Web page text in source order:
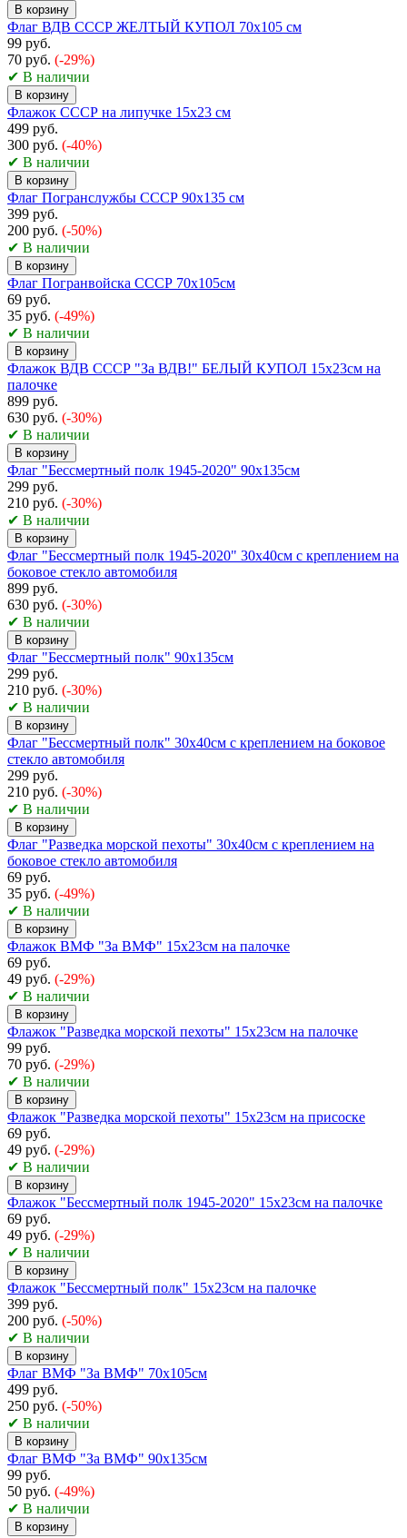
В корзину
Флаг ВДВ СССР ЖЕЛТЫЙ КУПОЛ 70х105 см
99 руб.
70 руб. (-29%)
✔ В наличии
В корзину
Флажок СССР на липучке 15х23 см
499 руб.
300 руб. (-40%)
✔ В наличии
В корзину
Флаг Погранслужбы СССР 90х135 см
399 руб.
200 руб. (-50%)
✔ В наличии
В корзину
Флаг Погранвойска СССР 70х105см
69 руб.
35 руб. (-49%)
✔ В наличии
В корзину
Флажок ВДВ СССР "За ВДВ!" БЕЛЫЙ КУПОЛ 15х23см на
палочке
899 руб.
630 руб. (-30%)
✔ В наличии
В корзину
Флаг "Бессмертный полк 1945-2020" 90х135см
299 руб.
210 руб. (-30%)
✔ В наличии
В корзину
Флаг "Бессмертный полк 1945-2020" 30х40см с креплением на
боковое стекло автомобиля
899 руб.
630 руб. (-30%)
✔ В наличии
В корзину
Флаг "Бессмертный полк" 90х135см
299 руб.
210 руб. (-30%)
✔ В наличии
В корзину
Флаг "Бессмертный полк" 30х40см с креплением на боковое
стекло автомобиля
299 руб.
210 руб. (-30%)
✔ В наличии
В корзину
Флаг "Разведка морской пехоты" 30х40см с креплением на
боковое стекло автомобиля
69 руб.
35 руб. (-49%)
✔ В наличии
В корзину
Флажок ВМФ "За ВМФ" 15х23см на палочке
69 руб.
49 руб. (-29%)
✔ В наличии
В корзину
Флажок "Разведка морской пехоты" 15х23см на палочке
99 руб.
70 руб. (-29%)
✔ В наличии
В корзину
Флажок "Разведка морской пехоты" 15х23см на присоске
69 руб.
49 руб. (-29%)
✔ В наличии
В корзину
Флажок "Бессмертный полк 1945-2020" 15х23см на палочке
69 руб.
49 руб. (-29%)
✔ В наличии
В корзину
Флажок "Бессмертный полк" 15х23см на палочке
399 руб.
200 руб. (-50%)
✔ В наличии
В корзину
Флаг ВМФ "За ВМФ" 70х105см
499 руб.
250 руб. (-50%)
✔ В наличии
В корзину
Флаг ВМФ "За ВМФ" 90х135см
99 руб.
50 руб. (-49%)
✔ В наличии
В корзину